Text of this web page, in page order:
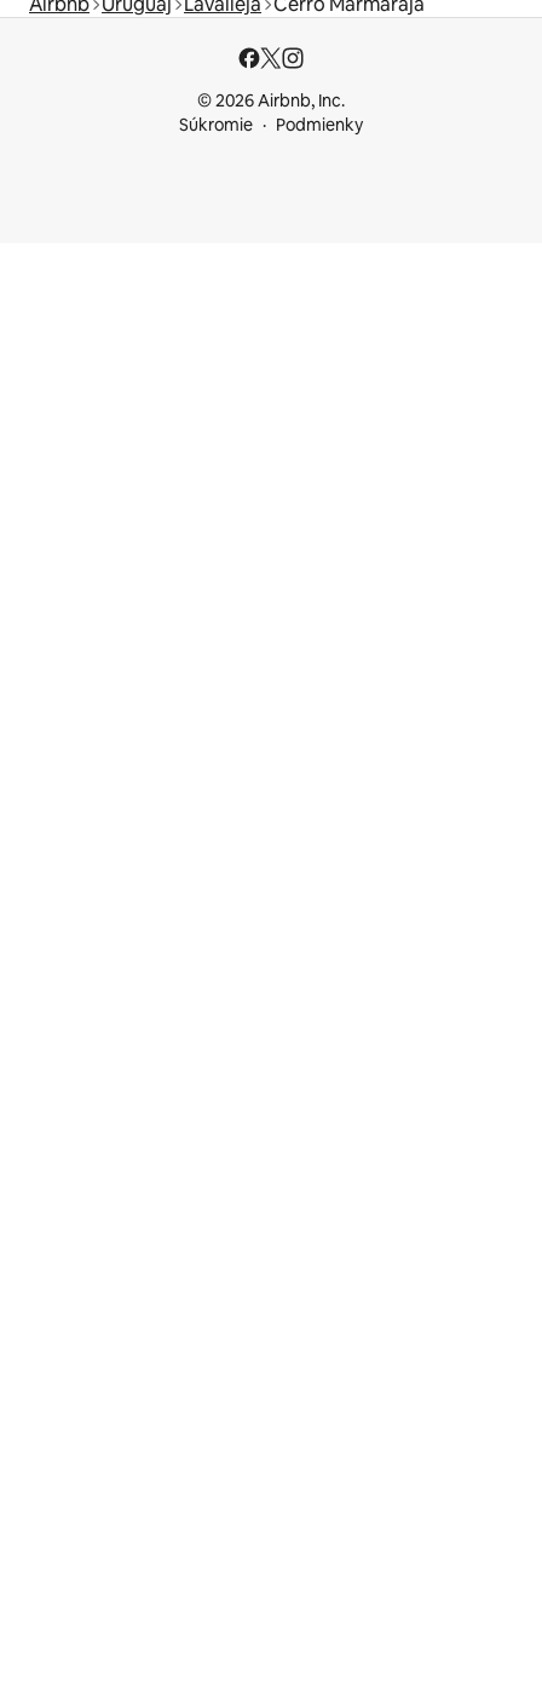
© 2026 Airbnb, Inc.
Súkromie
Podmienky